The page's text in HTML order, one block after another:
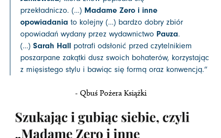
przekładniczo. (…) Madame Zero i inne
opowiadania to kolejny (…) bardzo dobry zbiór
opowiadań wydany przez wydawnictwo Pauza.
(…) Sarah Hallpotrafi odsłonić przed czytelnikiem
poszarpane zakątki dusz swoich bohaterów, korzystając
z mięsistego stylu i bawiąc się formą oraz konwencją.”
- Qbuś Pożera Książki